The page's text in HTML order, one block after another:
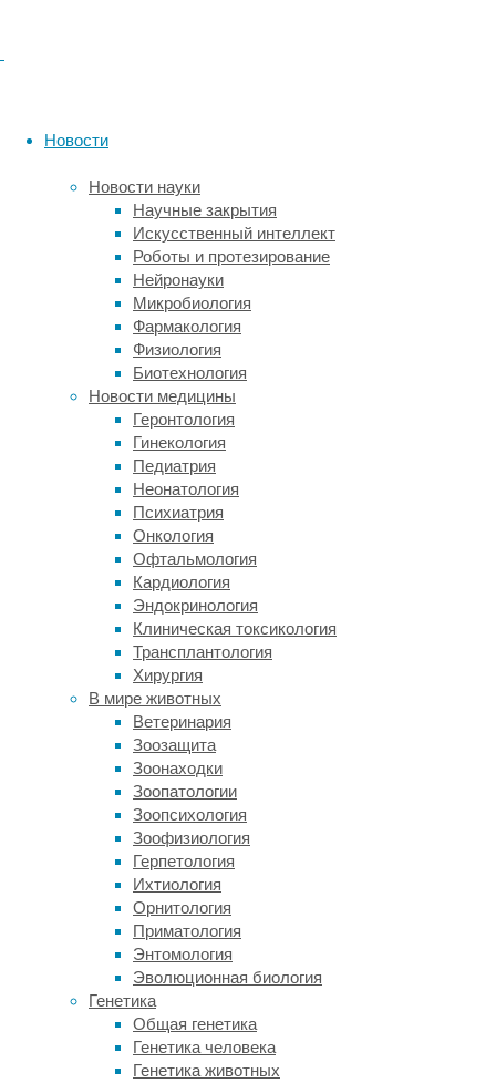
Новости
Новости науки
Научные закрытия
Искусственный интеллект
Роботы и протезирование
Нейронауки
Микробиология
Фармакология
Физиология
Биотехнология
Новости медицины
Геронтология
Гинекология
Педиатрия
Неонатология
Психиатрия
Онкология
Офтальмология
Кардиология
Эндокринология
Клиническая токсикология
Трансплантология
Хирургия
В мире животных
Ветеринария
Зоозащита
Зоонаходки
Зоопатологии
Зоопсихология
Зоофизиология
Герпетология
Ихтиология
Орнитология
Приматология
Энтомология
Эволюционная биология
Генетика
Общая генетика
Генетика человека
Генетика животных
и
диабета.
новом
исследовании,
основанном
данных
американского
опроса
Women’s
Health
Initiative,
ученые
пытались
выяснить,
связаны
такие
характеристики
личности,
оптимизм,
негативные
взгляды
враждебность,
риском
развития
диабета
типа
женщин
в
период
после
менопаузы.